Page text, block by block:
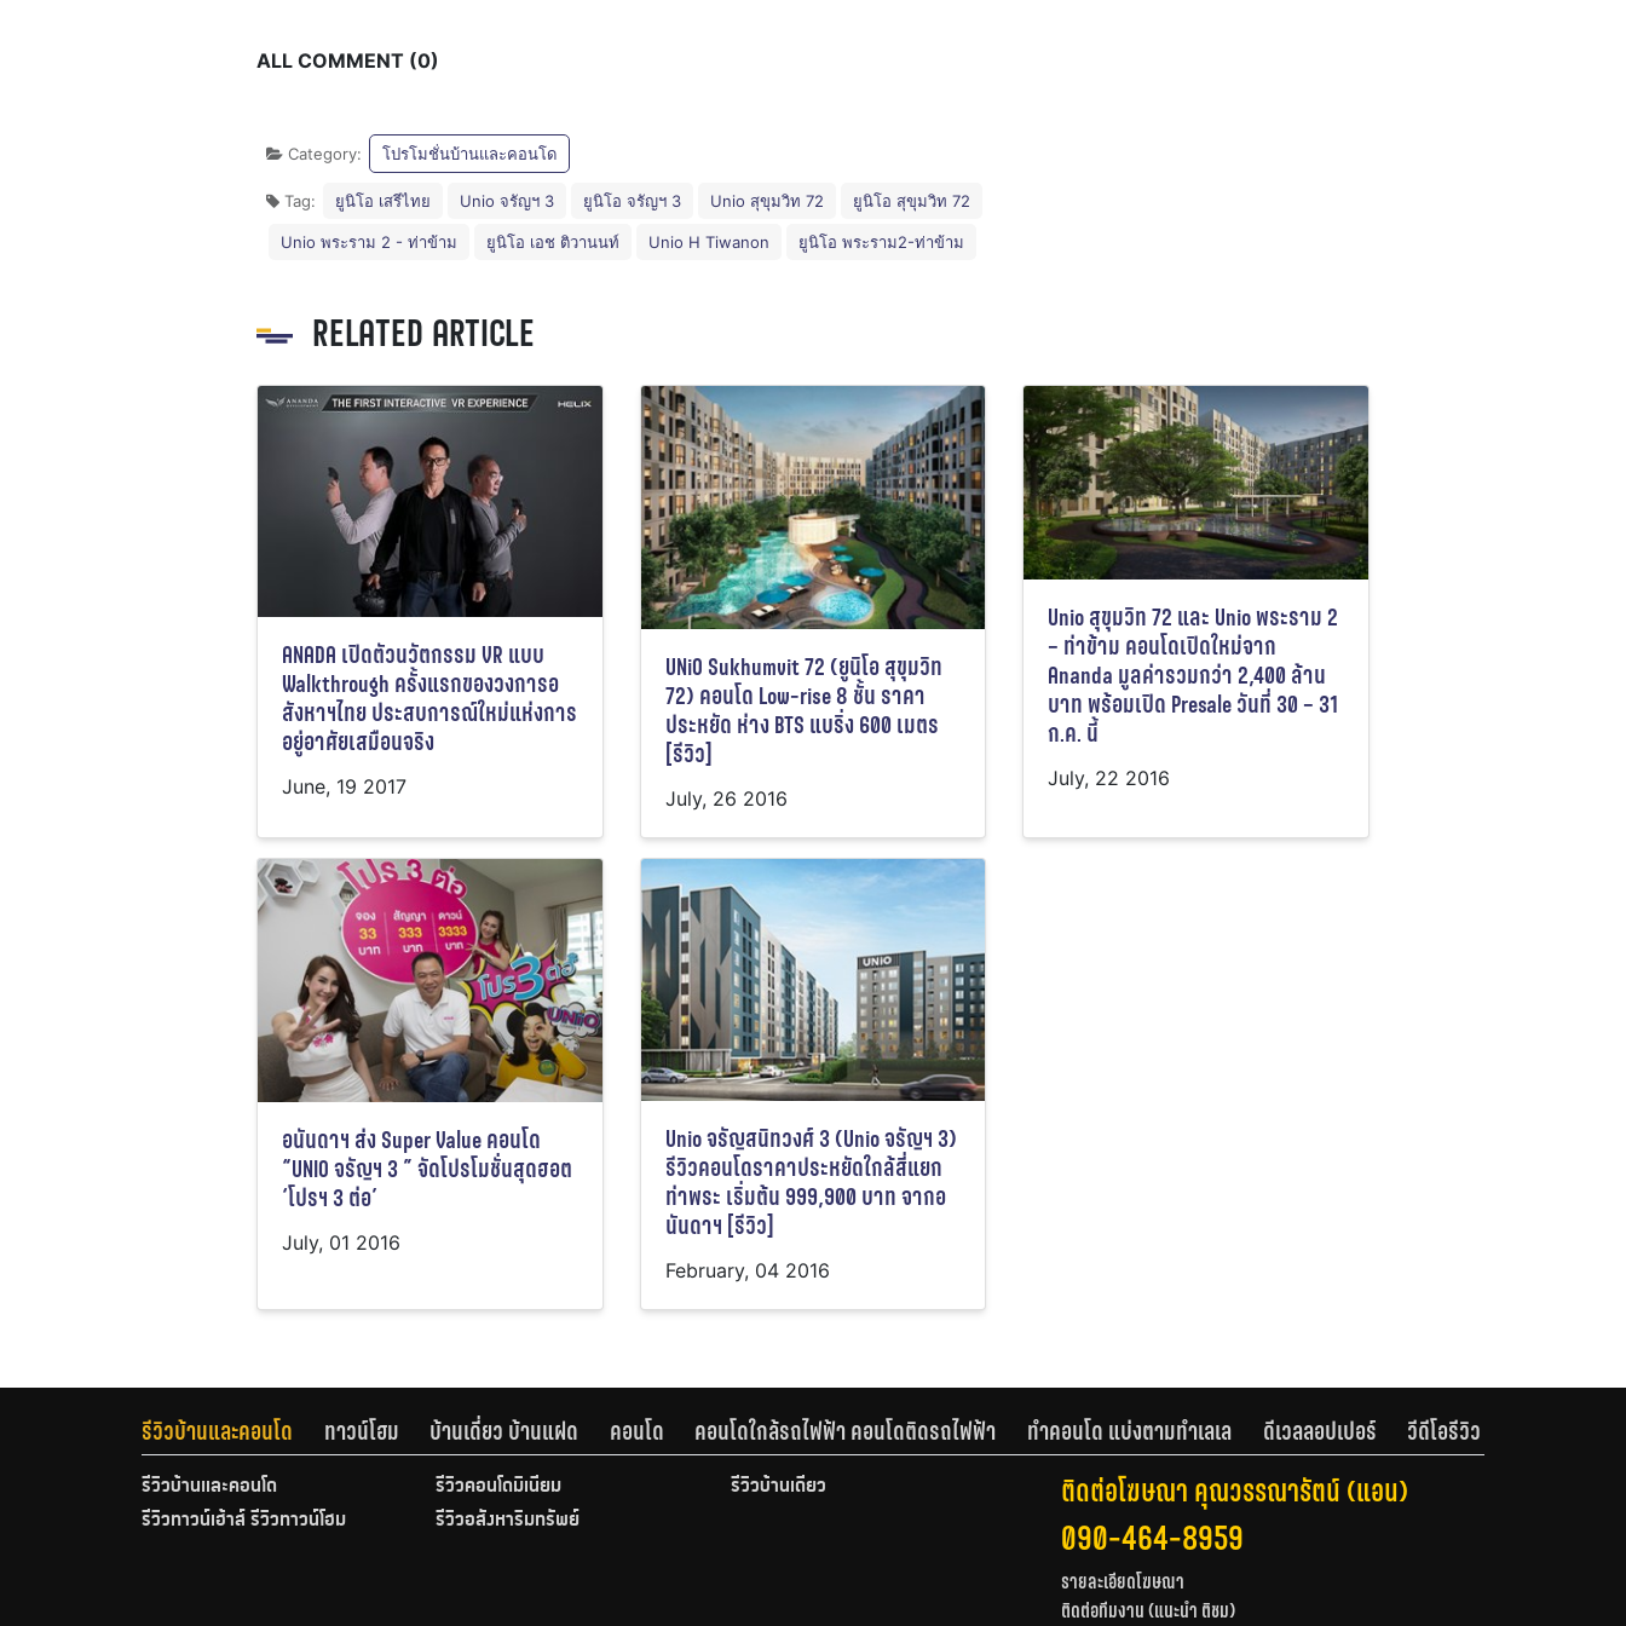
ALL COMMENT (0)
Category: โปรโมชั่นบ้านและคอนโด
Tag: ยูนิโอ เสรีไทย Unio จรัญฯ 3 ยูนิโอ จรัญฯ 3 Unio สุขุมวิท 72 ยูนิโอ สุขุมวิท 72
Unio พระราม 2 - ท่าข้าม ยูนิโอ เอช ติวานนท์ Unio H Tiwanon ยูนิโอ พระราม2-ท่าข้าม
RELATED ARTICLE
ANADA เปิดตัวนวัตกรรม VR แบบ
Walkthrough ครั้งแรกของวงการอ
สังหาฯไทย ประสบการณ์ใหม่แห่งการ
อยู่อาศัยเสมือนจริง
June, 19 2017
UNiO Sukhumvit 72 (ยูนิโอ สุขุมวิท
72) คอนโด Low-rise 8 ชั้น ราคา
ประหยัด ห่าง BTS แบริ่ง 600 เมตร
[รีวิว]
July, 26 2016
Unio สุขุมวิท 72 และ Unio พระราม 2
– ท่าข้าม คอนโดเปิดใหม่จาก
Ananda มูลค่ารวมกว่า 2,400 ล้าน
บาท พร้อมเปิด Presale วันที่ 30 – 31
ก.ค. นี้
July, 22 2016
อนันดาฯ ส่ง Super Value คอนโด
“UNIO จรัญฯ 3 ” จัดโปรโมชั่นสุดฮอต
‘โปรฯ 3 ต่อ’
July, 01 2016
Unio จรัญสนิทวงศ์ 3 (Unio จรัญฯ 3)
รีวิวคอนโดราคาประหยัดใกล้สี่แยก
ท่าพระ เริ่มต้น 999,900 บาท จากอ
นันดาฯ [รีวิว]
February, 04 2016
รีวิวบ้านและคอนโด ทาวน์โฮม บ้านเดี่ยว บ้านแฝด คอนโด คอนโดใกล้รถไฟฟ้า คอนโดติดรถไฟฟ้า ทำคอนโด แบ่งตามทำเลเล ดีเวลลอปเปอร์ วีดีโอรีวิว
รีวิวบ้านและคอนโด รีวิวคอนโดมิเนียม
รีวิวบ้านเดี่ยว
รีวิวทาวน์เฮ้าส์ รีวิวทาวน์โฮม
รีวิวอสังหาริมทรัพย์
ติดต่อโฆษณา คุณวรรณารัตน์ (แอน)
090-464-8959
รายละเอียดโฆษณา
ติดต่อทีมงาน (แนะนำ ติชม)